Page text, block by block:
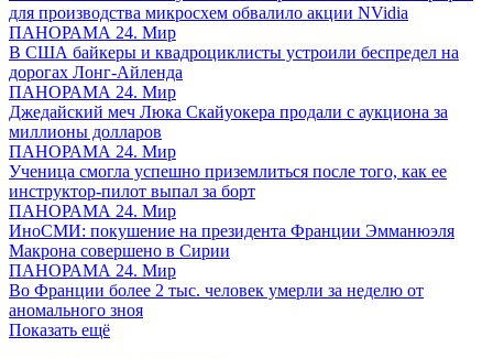
для производства микросхем обвалило акции NVidia
ПАНОРАМА 24. Мир
В США байкеры и квадроциклисты устроили беспредел на
дорогах Лонг-Айленда
ПАНОРАМА 24. Мир
Джедайский меч Люка Скайуокера продали с аукциона за
миллионы долларов
ПАНОРАМА 24. Мир
Ученица смогла успешно приземлиться после того, как ее
инструктор-пилот выпал за борт
ПАНОРАМА 24. Мир
ИноСМИ: покушение на президента Франции Эмманюэля
Макрона совершено в Сирии
ПАНОРАМА 24. Мир
Во Франции более 2 тыс. человек умерли за неделю от
аномального зноя
Показать ещё